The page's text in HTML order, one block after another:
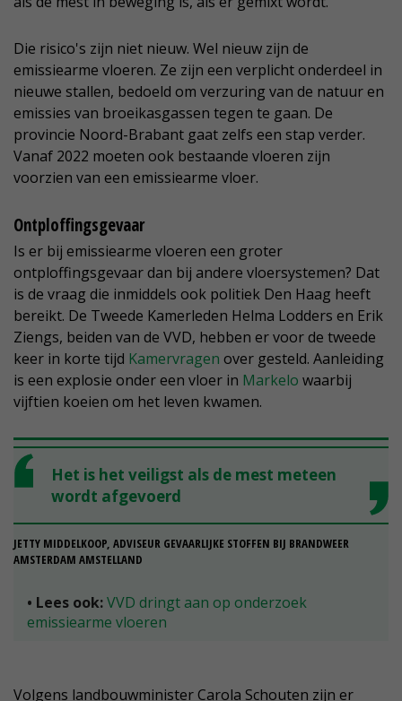
Die risico's zijn niet nieuw. Wel nieuw zijn de
emissiearme vloeren. Ze zijn een verplicht onderdeel in
nieuwe stallen, bedoeld om verzuring van de natuur en
emissies van broeikasgassen tegen te gaan. De
provincie Noord-Brabant gaat zelfs een stap verder.
Vanaf 2022 moeten ook bestaande vloeren zijn
voorzien van een emissiearme vloer.
Ontploffingsgevaar
Is er bij emissiearme vloeren een groter
ontploffingsgevaar dan bij andere vloersystemen? Dat
is de vraag die inmiddels ook politiek Den Haag heeft
bereikt. De Tweede Kamerleden Helma Lodders en Erik
Ziengs, beiden van de VVD, hebben er voor de tweede
keer in korte tijd Kamervragen over gesteld. Aanleiding
is een explosie onder een vloer in Markelo waarbij
vijftien koeien om het leven kwamen.
Het is het veiligst als de mest meteen
wordt afgevoerd
JETTY MIDDELKOOP, ADVISEUR GEVAARLIJKE STOFFEN BIJ BRANDWEER
AMSTERDAM AMSTELLAND
• Lees ook:VVD dringt aan op onderzoek
emissiearme vloeren
Volgens landbouwminister Carola Schouten zijn er